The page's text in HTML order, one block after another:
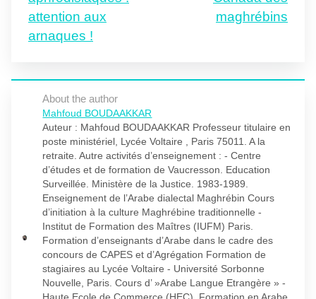
attention aux
arnaques !
maghrébins
About the author
Mahfoud BOUDAAKKAR
Auteur : Mahfoud BOUDAAKKAR Professeur titulaire en
poste ministériel, Lycée Voltaire , Paris 75011. A la
retraite. Autre activités d’enseignement : - Centre
d’études et de formation de Vaucresson. Education
Surveillée. Ministère de la Justice. 1983-1989.
Enseignement de l’Arabe dialectal Maghrébin Cours
d’initiation à la culture Maghrébine traditionnelle -
Institut de Formation des Maîtres (IUFM) Paris.
Formation d’enseignants d’Arabe dans le cadre des
concours de CAPES et d’Agrégation Formation de
stagiaires au Lycée Voltaire - Université Sorbonne
Nouvelle, Paris. Cours d’ »Arabe Langue Etrangère » -